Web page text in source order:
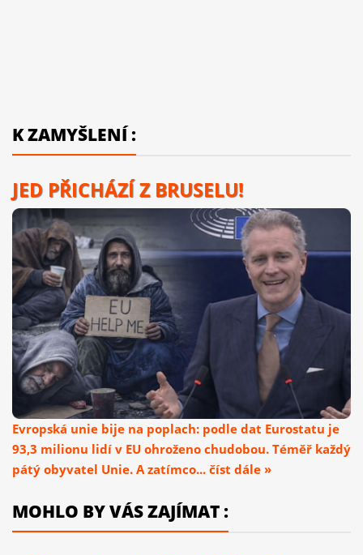
K ZAMYŠLENÍ :
JED PŘICHÁZÍ Z BRUSELU!
Evropská unie bije na poplach: podle dat Eurostatu je
93,3 milionu lidí v EU ohroženo chudobou. Téměř každý
pátý obyvatel Unie. A zatímco... číst dále »
MOHLO BY VÁS ZAJÍMAT :